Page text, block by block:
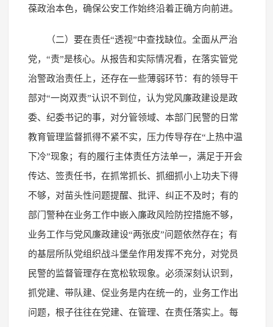
葆政治本色，确保公安工作始终沿着正确方向前进。
（二）要在责任“透视”中查找缺位。全面从严治
党，“责”是核心。从报告和实际情况看，在落实管党
治警政治责任上，还存在一些薄弱环节：有的领导干
部对“一岗双责”认识不到位，认为党风廉政建设是政
委、纪委书记的事，对分管领域、本部门民警的日常
教育管理监督抓得不紧不实，压力传导存在“上热中温
下冷”现象；有的履行主体责任方法单一，满足于开会
传达、签责任书，在抓常抓长、抓细抓小上功夫下得
不够，对苗头性问题提醒、批评、纠正不及时；有的
部门警种在业务工作中嵌入廉政风险防控措施不够，
业务工作与党风廉政建设“两张皮”问题依然存在；有
的基层所队党组织战斗堡垒作用发挥不充分，对党员
民警的监督管理存在宽松软现象。必须深刻认识到，
抓党建、带队建、促业务是内在统一的，业务工作出
问题，根子往往在党建、在管理、在责任落实上。每